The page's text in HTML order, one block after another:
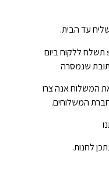
עד הבית.
הגעה תוך 3-7 ימי עסקים . הודעת sms תשלח ללקוח ביום
שנמסרה
המשלוח אנה צרו
המשלוחים.